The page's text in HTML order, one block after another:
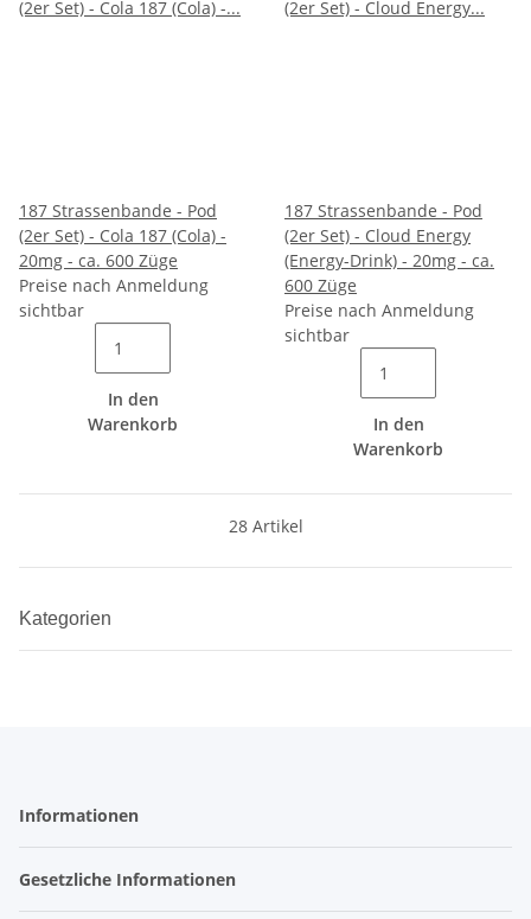
187 Strassenbande - Pod
(2er Set) - Cola 187 (Cola) -
20mg - ca. 600 Züge
Preise nach Anmeldung
sichtbar
In den
Warenkorb
187 Strassenbande - Pod
(2er Set) - Cloud Energy
(Energy-Drink) - 20mg - ca.
600 Züge
Preise nach Anmeldung
sichtbar
In den
Warenkorb
28 Artikel
Kategorien
Informationen
Gesetzliche Informationen